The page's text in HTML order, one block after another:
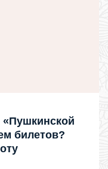
билетов?